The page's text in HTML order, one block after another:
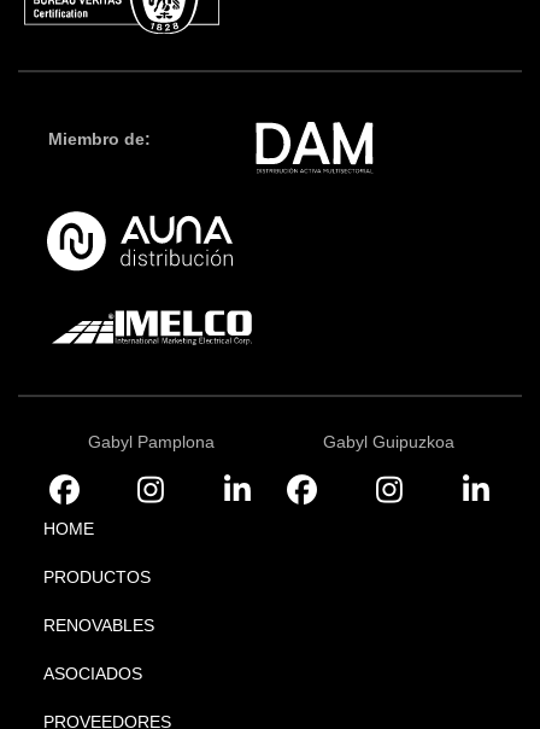
Miembro de:
Gabyl Pamplona Gabyl Guipuzkoa
HOME
PRODUCTOS
RENOVABLES
ASOCIADOS
PROVEEDORES